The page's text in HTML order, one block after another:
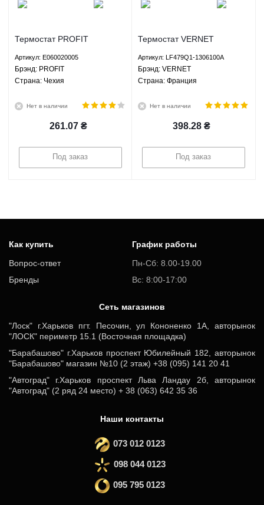
Термостат PROFIT
Артикул: E060020005
Брэнд: PROFIT
Страна: Чехия
Нет в наличии
261.07 ₴
Под заказ
Термостат VERNET
Артикул: LF479Q1-1306100A
Брэнд: VERNET
Страна: Франция
Нет в наличии
398.28 ₴
Под заказ
Как купить
Вопрос-ответ
Бренды
График работы
Пн-Сб: 8.00-19.00
Вс: 8:00-17:00
Cеть магазинов
"Лоск" г.Харьков пгт. Песочин, ул Кононенко 1А, авторынок
"ЛОСК" периметр 15.1 (Восточная площадка)
"Барабашово" г.Харьков проспект Юбилейный 182, авторынок
"Барабашово" магазин №10 (2 этаж) +38 (095) 141 20 41
"Автоград" г.Харьков проспект Льва Ландау 2б, авторынок
"Автоград" (2 ряд 24 место) + 38 (063) 642 35 36
Наши контакты
073 012 0123
098 044 0123
095 795 0123